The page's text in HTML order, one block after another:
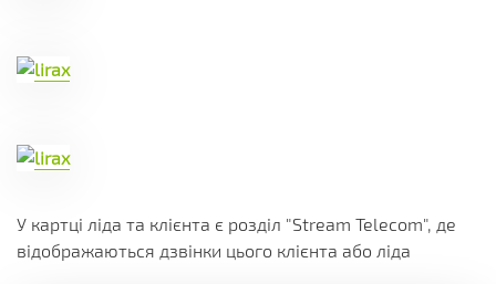
У картці ліда та клієнта є розділ "Stream Telecom", де
відображаються дзвінки цього клієнта або ліда